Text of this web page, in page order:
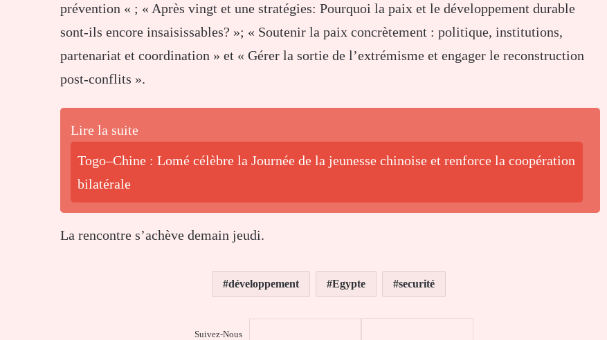
prévention « ; « Après vingt et une stratégies: Pourquoi la paix et le développement durable
sont-ils encore insaisissables? »; « Soutenir la paix concrètement : politique, institutions,
partenariat et coordination » et « Gérer la sortie de l’extrémisme et engager le reconstruction
post-conflits ».
Lire la suite
Togo–Chine : Lomé célèbre la Journée de la jeunesse chinoise et renforce la coopération
bilatérale
La rencontre s’achève demain jeudi.
développement Egypte securité
Suivez-Nous